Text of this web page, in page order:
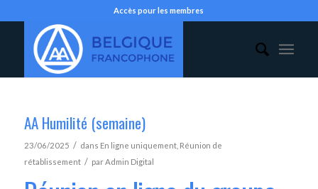
Accès pour les membres
AA Humilité (semaine)
23/06/2025 / dans En ligne uniquement, Réunion de
rétablissement / parAdmin Digital